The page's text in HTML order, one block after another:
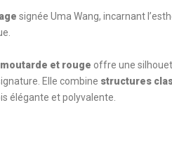
signée Uma Wang, incarnant
et rouge offre une
Elle combine structures
élégante et polyvalente.